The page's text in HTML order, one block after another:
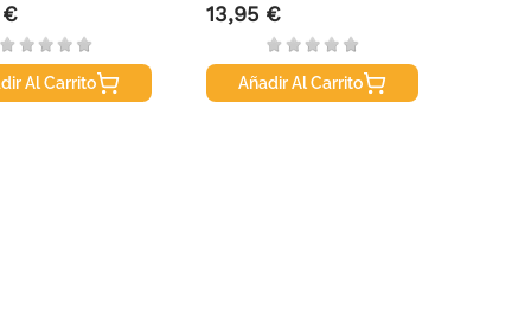
€
Al Carrito
Precio
13,95 €
Añadir Al Carrito